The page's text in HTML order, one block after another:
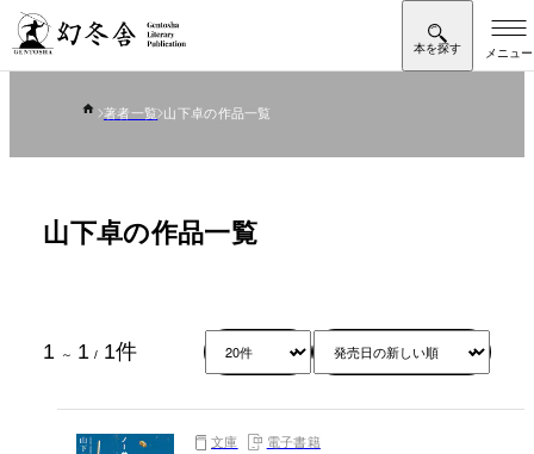
著者一覧 山下卓の作品一覧
山下卓の作品一覧
1 ～ 1 / 1件
文庫 電子書籍